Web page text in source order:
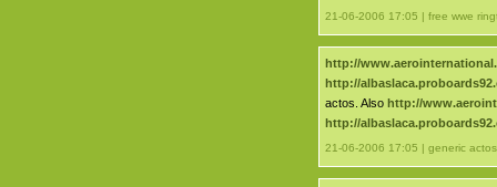
21-06-2006 17:05 | free wwe
http://
http://
actos. Also http://
http://
21-06-2006 17:05 | generic